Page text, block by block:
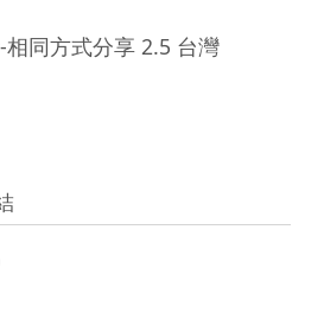
相同方式分享 2.5 台灣